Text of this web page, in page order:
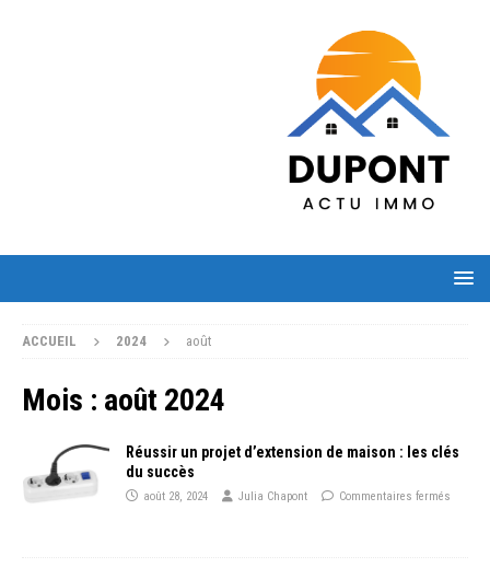
ACCUEIL 2024 août
Mois : août 2024
Réussir un projet d’extension de maison : les clés
du succès
août 28, 2024 Julia Chapont Commentaires fermés